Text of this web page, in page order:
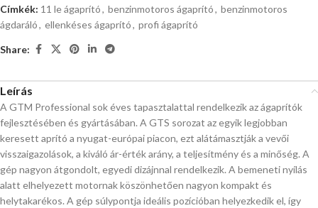
Címkék: 11 le ágaprító, benzinmotoros ágaprító, benzinmotoros
ágdaráló, ellenkéses ágaprító, profi ágaprító
Share:
Leírás
A GTM Professional sok éves tapasztalattal rendelkezik az ágaprítók
fejlesztésében és gyártásában. A GTS sorozat az egyik legjobban
keresett aprító a nyugat-európai piacon, ezt alátámasztják a vevői
visszaigazolások, a kiváló ár-érték arány, a teljesítmény és a minőség. A
gép nagyon átgondolt, egyedi dizájnnal rendelkezik. A bemeneti nyílás
alatt elhelyezett motornak köszönhetően nagyon kompakt és
helytakarékos. A gép súlypontja ideális pozícióban helyezkedik el, így